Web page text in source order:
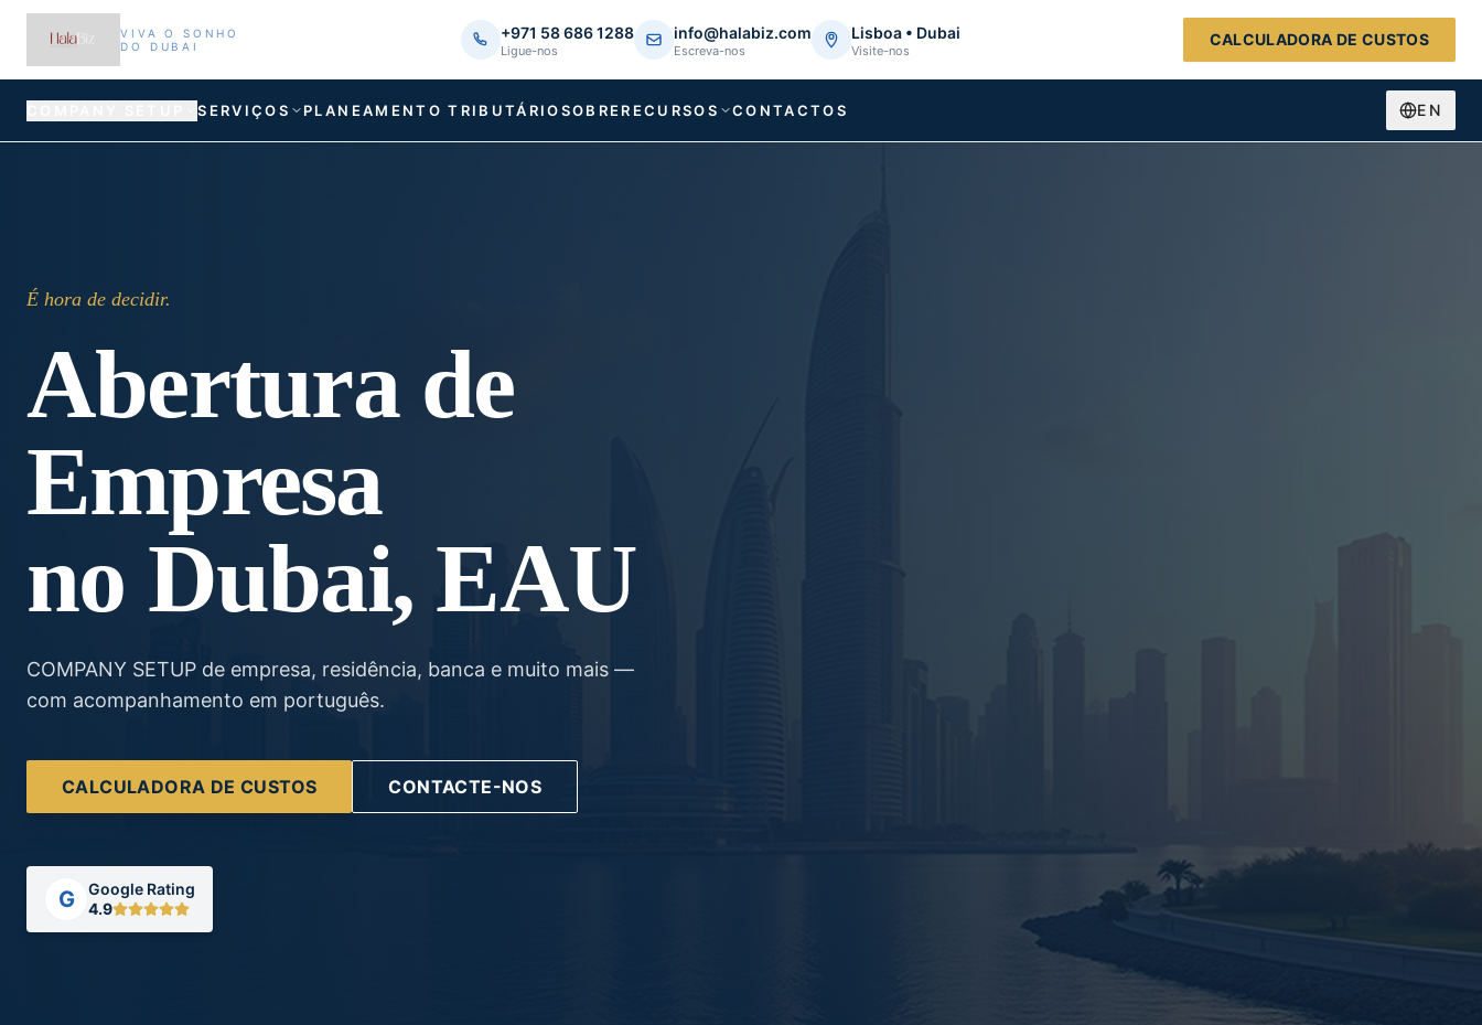
VIVA O SONHO
DO DUBAI
+971 58 686 1288
Ligue-nos
info@halabiz.com
Escreva-nos
Lisboa • Dubai
Visite-nos
CALCULADORA DE CUSTOS
SERVIÇOS PLANEAMENTO TRIBUTÁRIOSOBRE RECURSOS CONTACTOS EN
É hora de decidir.
Abertura de
Empresa
no Dubai, EAU
COMPANY SETUP de empresa, residência, banca e muito mais —
com acompanhamento em português.
CALCULADORA DE CUSTOS CONTACTE-NOS
G
Google Rating
4.9